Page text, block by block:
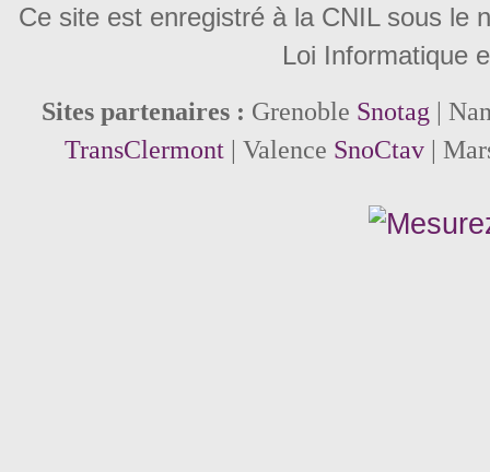
Ce site est enregistré à la CNIL sous le
Loi Informatique
Sites partenaires : Grenoble Snotag |
TransClermont| Valence SnoCtav|